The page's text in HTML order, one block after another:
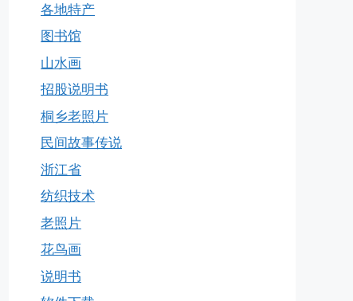
各地特产
图书馆
山水画
招股说明书
桐乡老照片
民间故事传说
浙江省
纺织技术
老照片
花鸟画
说明书